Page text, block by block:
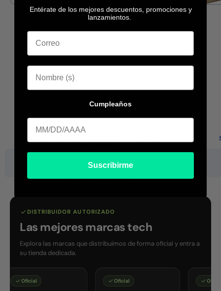
$ 1,854.39
AplicaDescuento por volumen +3
DISTRIBUIDOR AUTORIZADO
Las mejores marcas tech
Explora las marcas que distribuimos de forma oficial y entra a
su tienda dedicada.
Oficial Oficial Oficial
Entérate de los mejores descuentos, promociones y
lanzamientos.
Cumpleaños
Cumpleaa
Suscribirme